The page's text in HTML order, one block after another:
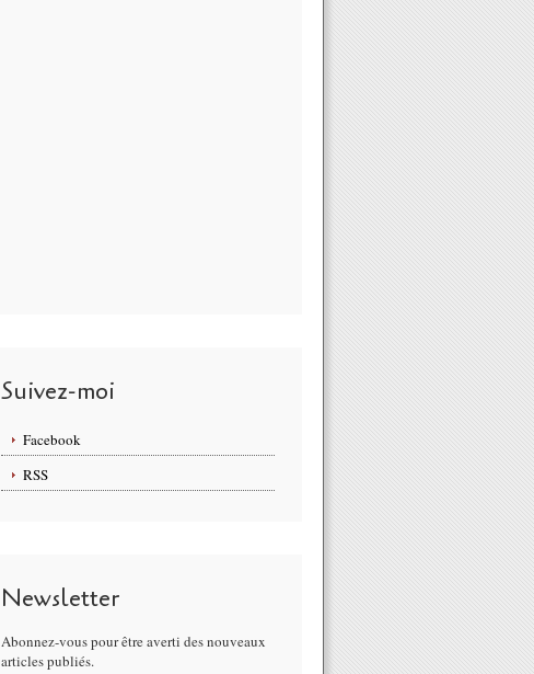
Suivez-moi
Facebook
RSS
Newsletter
Abonnez-vous pour être averti des nouveaux
articles publiés.